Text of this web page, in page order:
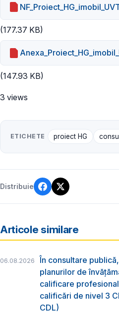
(177.37 KB)
(147.93 KB)
3 views
ETICHETE proiect HG
Distribuie
Articole similare
06.08.2026
În consultare
planurilor de
calificare
calificări de nivel 3
CDL)